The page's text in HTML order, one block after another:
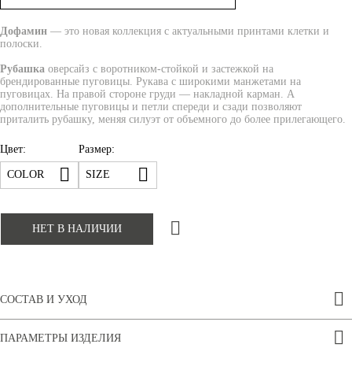
Дофамин — это новая коллекция с актуальными принтами клетки и
полоски.
Рубашка оверсайз с воротником-стойкой и застежкой на
брендированные пуговицы. Рукава с широкими манжетами на
пуговицах. На правой стороне груди — накладной карман. А
дополнительные пуговицы и петли спереди и сзади позволяют
приталить рубашку, меняя силуэт от объемного до более прилегающего.
Цвет:
COLOR
Размер:
SIZE
НЕТ В НАЛИЧИИ
СОСТАВ И УХОД
ПАРАМЕТРЫ ИЗДЕЛИЯ